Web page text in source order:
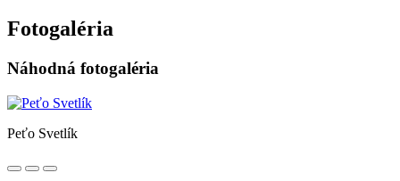
Fotogaléria
Náhodná fotogaléria
Peťo Svetlík